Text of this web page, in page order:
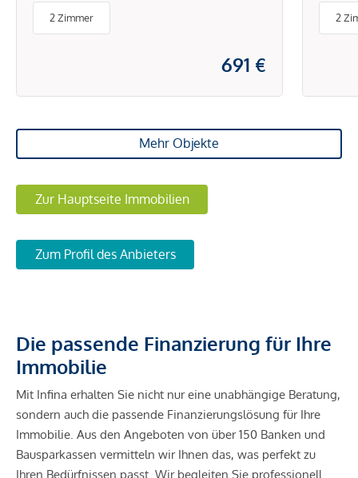
2 Zimmer
691 €
2
Mehr Objekte
Zur Hauptseite Immobilien
Zum Profil des Anbieters
Die passende Finanzierung für Ihre
Immobilie
Mit Infina erhalten Sie nicht nur eine unabhängige Beratung,
sondern auch die passende Finanzierungslösung für Ihre
Immobilie. Aus den Angeboten von über 150 Banken und
Bausparkassen vermitteln wir Ihnen das, was perfekt zu
Ihren Bedürfnissen passt. Wir begleiten Sie professionell